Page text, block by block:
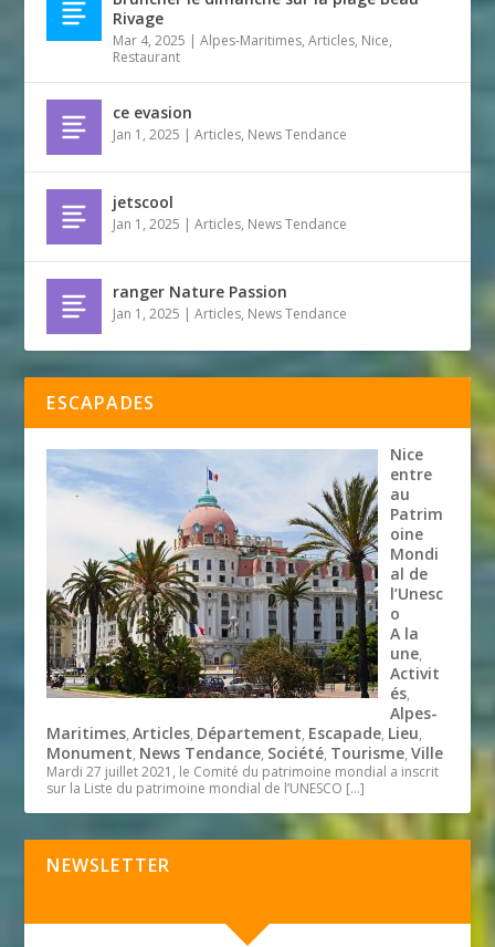
Rivage
Mar 4, 2025 |Alpes-Maritimes,Articles, Nice,
Restaurant
ce evasion
Jan 1, 2025 |Articles, News Tendance
jetscool
Jan 1, 2025 |Articles, News Tendance
ranger Nature Passion
Jan 1, 2025 |Articles, News Tendance
ESCAPADES
Nice
entre
au
Patrim
oine
Mondi
al de
l’Unesc
o
A la
une,
Activit
és,
Alpes-
Maritimes,Articles, Département, Escapade, Lieu,
Monument, News Tendance, Société, Tourisme,Ville
Mardi 27 juillet 2021, le Comité du patrimoine mondial a inscrit
sur la Liste du patrimoine mondial de l’UNESCO […]
NEWSLETTER